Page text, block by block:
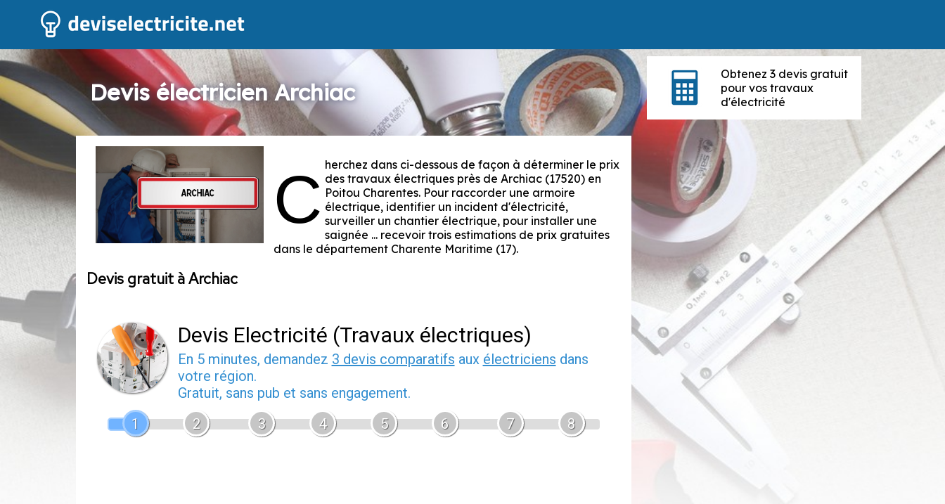
Devis électricien Archiac
C herchez dans ci-dessous de façon à déterminer le prix
des travaux électriques près de Archiac (17520) en
Poitou Charentes. Pour raccorder une armoire
électrique, identifier un incident d'électricité,
surveiller un chantier électrique, pour installer une
saignée ... recevoir trois estimations de prix gratuites
dans le département Charente Maritime (17).
Devis gratuit à Archiac
Devis Electricité (Travaux électriques)
En 5 minutes, demandez 3 devis comparatifs aux électriciens dans
votre région.
Gratuit, sans pub et sans engagement.
1
2 3 4 5 6 7 8
Obtenez 3 devis gratuit
pour vos travaux
d'électricité